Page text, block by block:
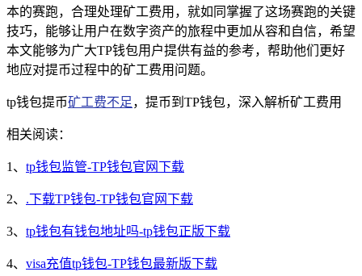
本的赛跑，合理处理矿工费用，就如同掌握了这场赛跑的关键
技巧，能够让用户在数字资产的旅程中更加从容和自信，希望
本文能够为广大TP钱包用户提供有益的参考，帮助他们更好
地应对提币过程中的矿工费用问题。
tp钱包提币矿工费不足 ，提币到TP钱包，深入解析矿工费用
相关阅读：
1、 tp钱包监管-TP钱包官网下载
2、 .下载TP钱包-TP钱包官网下载
3、 tp钱包有钱包地址吗-tp钱包正版下载
4、 visa充值tp钱包-TP钱包最新版下载